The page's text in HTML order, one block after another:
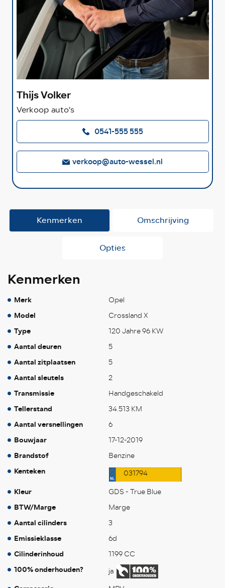
Thijs Volker
Verkoop auto’s
0541-555 555
verkoop@auto-wessel.nl
Kenmerken Omschrijving
Opties
Kenmerken
Merk Opel
Model Crossland X
Type 120 Jahre 96 KW
Aantal deuren 5
Aantal zitplaatsen 5
Aantal sleutels 2
Transmissie Handgeschakeld
Tellerstand 34.513 KM
Aantal versnellingen 6
Bouwjaar 17-12-2019
Brandstof Benzine
Kenteken 031794
Kleur GDS - True Blue
BTW/Marge Marge
Aantal cilinders 3
Emissieklasse 6d
Cilinderinhoud 1199 CC
100% onderhouden? ja